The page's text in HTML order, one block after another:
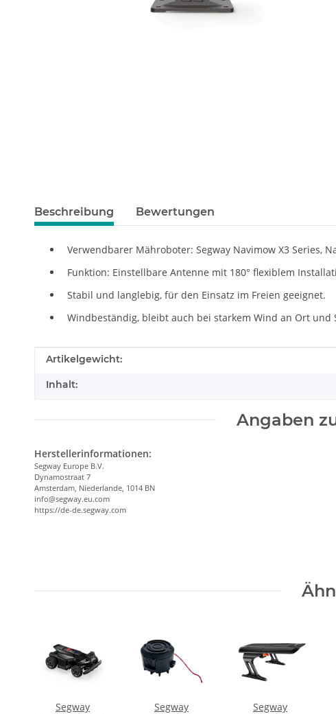
Beschreibung Bewertungen
Verwendbarer Mähroboter: Segway Navimow X3 Series,
Funktion: Einstellbare Antenne mit 180° flexiblem
Stabil und langlebig, für den Einsatz im Freien geeignet.
Windbeständig, bleibt auch bei starkem Wind an Ort und
Produkteigenschaft
Wert
Artikelgewicht:
Inhalt:
Angaben
Herstellerinformationen:
Segway Europe B.V.
Dynamostraat 7
Amsterdam, Niederlande, 1014 BN
info@segway.eu.com
https://de-de.segway.com
Segway
Segway
Segway